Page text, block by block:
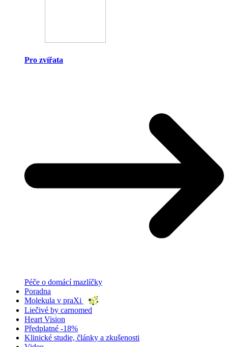
Pro zvířata
Péče o domácí mazlíčky
Poradna
Molekula v praXi
Liečivé by carnomed
Heart Vision
Předplatné -18%
Klinické studie, články a zkušenosti